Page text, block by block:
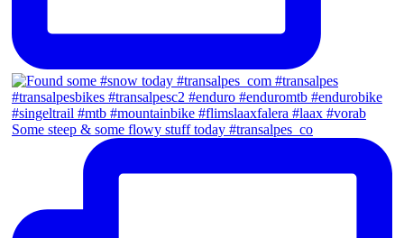
Some steep & some flowy stuff today #transalpes_co